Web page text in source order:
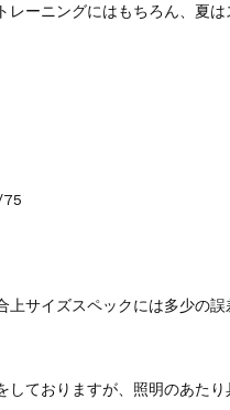
レーニングにはもちろん、夏は
75
上サイズスペックには多少の
しておりますが、照明のあた